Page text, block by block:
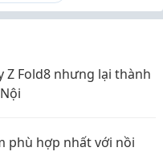
Z Fold8 nhưng lại thành
phù hợp nhất với nồi